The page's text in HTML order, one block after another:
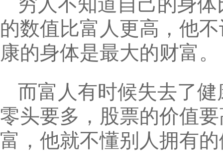
的数值比富人更高，他
康的身体是最大的财富。
而富人有时候失去了
零头要多，股票的价值
富，他就不懂别人拥有